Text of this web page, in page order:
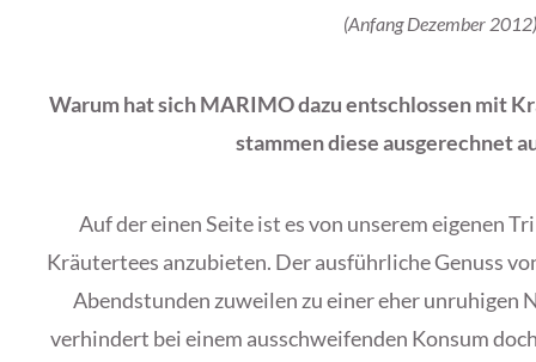
(Anfang Dezember 2012)
Warum hat sich MARIMO dazu entschlossen mit
stammen diese ausgerechnet
Auf der einen Seite ist es von unserem eigenen
Kräutertees anzubieten. Der ausführliche Genuss
Abendstunden zuweilen zu einer eher unruhigen
verhindert bei einem ausschweifenden Konsum